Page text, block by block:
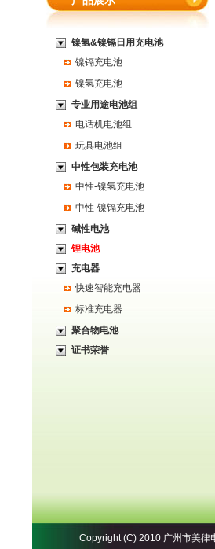
镍氢&镍镉日用充电池
镍镉充电池
镍氢充电池
专业用途电池组
电话机电池组
玩具电池组
中性包装充电池
中性-镍氢充电池
中性-镍镉充电池
碱性电池
锂电池
充电器
快速智能充电器
标准充电器
聚合物电池
证书荣誉
Copyright (C) 2010 广州市美律